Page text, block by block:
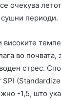
очекува
периоди.
во почвата,
стрес.
SPI
-1,5, што